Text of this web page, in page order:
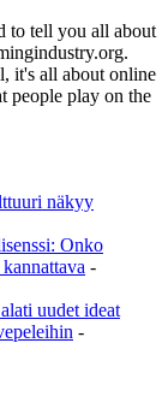
to tell you all about
it's all about online
people play on the
näkyy
Onko
-
uudet ideat
-